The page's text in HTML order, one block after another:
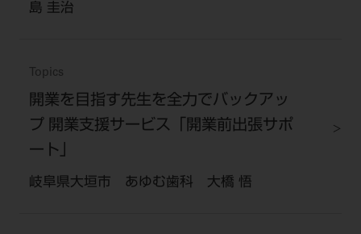
島 圭治
Topics
開業を目指す先生を全力でバックアッ
プ 開業支援サービス「開業前出張サポ
ート」
岐阜県大垣市 あゆむ歯科 大橋 悟